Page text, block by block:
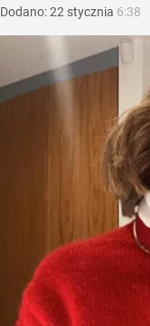
Dodano:22 stycznia 6:38